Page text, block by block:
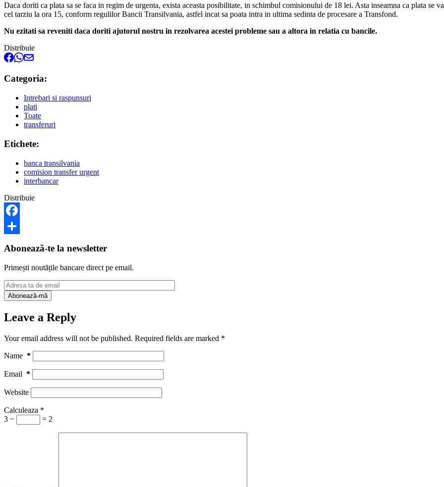
Daca doriti ca plata sa se faca in regim de urgenta, exista aceasta posibilitate, in schimbul comisionului de 18 lei. Asta inseamna ca plata se
cel tarziu la ora 15, conform regulilor Bancii Transilvania, astfel incat sa poata intra in ultima sedinta de procesare a Transfond.
Nu ezitati sa reveniti daca doriti ajutorul nostru in rezolvarea acestei probleme sau a altora in relatia cu bancile.
Distribuie
Categoria:
Intrebari si raspunsuri
plati
Toate
transferuri
Etichete:
banca transilvania
comision transfer urgent
interbancar
Distribuie
Facebook
Abonează-te la newsletter
Primești noutățile bancare direct pe email.
Leave a Reply
Your email address will not be published. Required fields are marked *
Name *
Email *
Website
Calculeaza *
3 −
= 2